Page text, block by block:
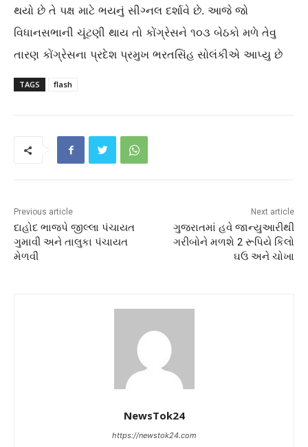
થયો છે તે પક્ષ માટે ભયનું સીગ્નલ દર્શાવે છે. આજે જો
વિધાનસભાની ચૂંટણી થાય તો કોંગ્રેસને ૧૦૩ બેઠકો મળે તેવુ
તારણ કોંગ્રેસના પ્રદેશ પ્રમુખ ભરતસિંહ સોલંકીએ આપ્‍યુ છે
TAGS flash
Previous article
દાહોદ ભાજપે જીલ્લા પંચાયત
ગુમાવી અને તાલુકા પંચાયત
મેળવી
Next article
ગુજરાતમાં હવે જાન્યુઆરીથી
ગરીબોને મળશે 2 રૂપિયે કિલો
ઘઉ અને ચોખા
NewsTok24
https://newstok24.com